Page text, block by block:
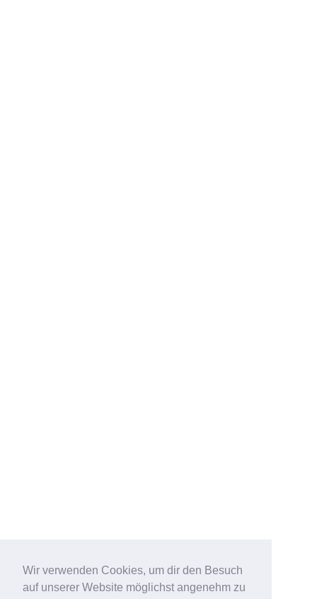
Wir verwenden Cookies, um dir den Besuch
auf unserer Website möglichst angenehm zu